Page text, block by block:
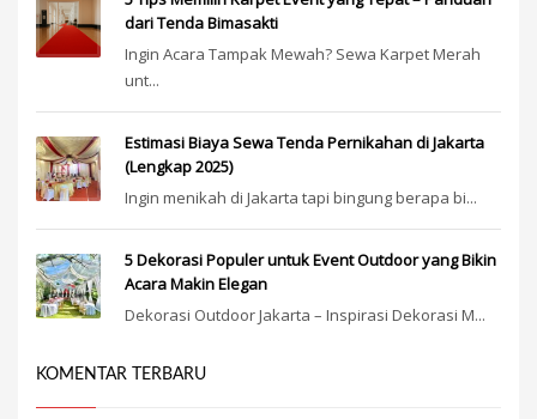
dari Tenda Bimasakti
Ingin Acara Tampak Mewah? Sewa Karpet Merah
unt...
Estimasi Biaya Sewa Tenda Pernikahan di Jakarta
(Lengkap 2025)
Ingin menikah di Jakarta tapi bingung berapa bi...
5 Dekorasi Populer untuk Event Outdoor yang Bikin
Acara Makin Elegan
Dekorasi Outdoor Jakarta – Inspirasi Dekorasi M...
KOMENTAR TERBARU